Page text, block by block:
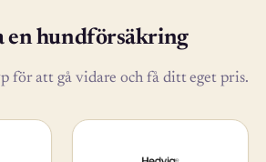
en hundförsäkring
för att gå vidare och få ditt eget pris.